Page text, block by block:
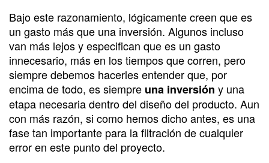
Bajo este razonamiento, lógicamente creen que es
un gasto más que una inversión. Algunos incluso
van más lejos y especifican que es un gasto
innecesario, más en los tiempos que corren, pero
siempre debemos hacerles entender que, por
encima de todo, es siempre una inversión y una
etapa necesaria dentro del diseño del producto. Aun
con más razón, si como hemos dicho antes, es una
fase tan importante para la filtración de cualquier
error en este punto del proyecto.